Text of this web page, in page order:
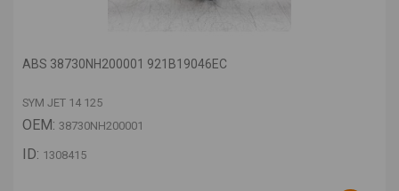
ABS 38730NH200001 921B19046EC
SYM JET 14 125
OEM: 38730NH200001
ID: 1308415